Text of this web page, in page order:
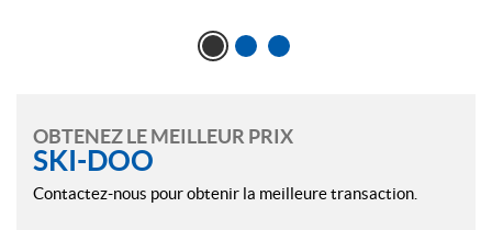
OBTENEZ LE MEILLEUR PRIX
SKI-DOO
Contactez-nous pour obtenir la meilleure transaction.